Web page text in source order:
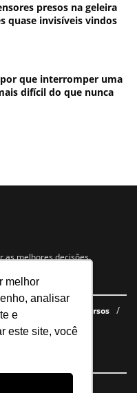
melhor
analisar
e
este site, você
presos na geleira
quase invisíveis vindos
que interromper uma
difícil do que nunca
as melhores decisões.
books gratuitos
Cursos